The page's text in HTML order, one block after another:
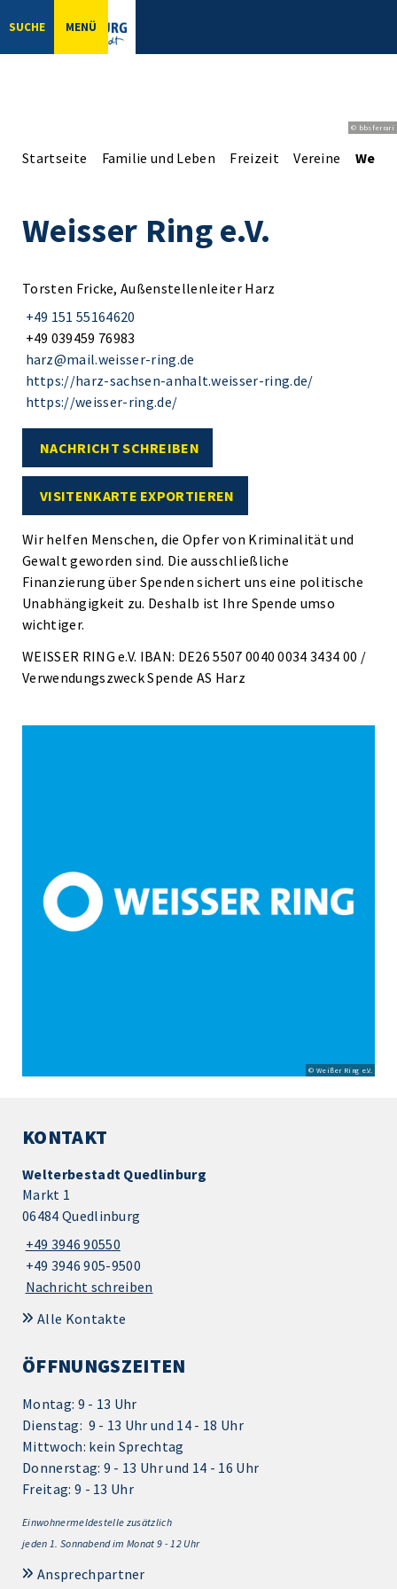
SUCHE MENÜ
© bbsferrari
Startseite Familie und Leben Freizeit Vereine
Weisser Ring e.V.
Torsten Fricke, Außenstellenleiter Harz
+49 151 55164620
+49 039459 76983
harz@mail.weisser-ring.de
https://harz-sachsen-anhalt.weisser-ring.de/
https://weisser-ring.de/
NACHRICHT SCHREIBEN
VISITENKARTE EXPORTIEREN
Wir helfen Menschen, die Opfer von Kriminalität und
Gewalt geworden sind. Die ausschließliche
Finanzierung über Spenden sichert uns eine politische
Unabhängigkeit zu. Deshalb ist Ihre Spende umso
wichtiger.
WEISSER RING e.V. IBAN: DE26 5507 0040 0034 3434 00 /
Verwendungszweck Spende AS Harz
© Weißer Ring e.V.
KONTAKT
Welterbestadt Quedlinburg
Markt 1
06484 Quedlinburg
+49 3946 90550
+49 3946 905-9500
Nachricht schreiben
Alle Kontakte
ÖFFNUNGSZEITEN
Montag: 9 - 13 Uhr
Dienstag: 9 - 13 Uhr und 14 - 18 Uhr
Mittwoch: kein Sprechtag
Donnerstag: 9 - 13 Uhr und 14 - 16 Uhr
Freitag: 9 - 13 Uhr
Einwohnermeldestelle zusätzlich
jeden 1. Sonnabend im Monat 9 - 12 Uhr
Ansprechpartner